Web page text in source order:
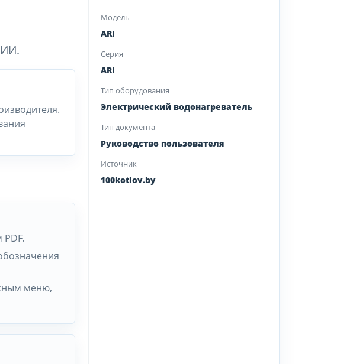
меню,
Модель
ARI
Серия
ARI
Тип оборудования
Электрический водонагреватель
Тип документа
Руководство пользователя
Источник
100kotlov.by